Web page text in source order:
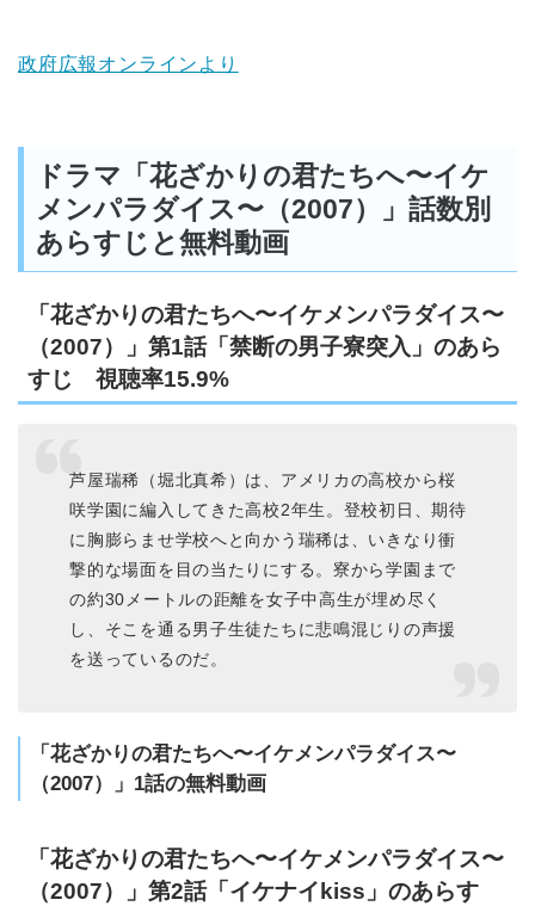
政府広報オンラインより
ドラマ「花ざかりの君たちへ〜イケ
メンパラダイス〜（2007）」話数別
あらすじと無料動画
「花ざかりの君たちへ〜イケメンパラダイス〜
（2007）」第1話「禁断の男子寮突入」のあら
すじ 視聴率15.9%
芦屋瑞稀（堀北真希）は、アメリカの高校から桜
咲学園に編入してきた高校2年生。登校初日、期待
に胸膨らませ学校へと向かう瑞稀は、いきなり衝
撃的な場面を目の当たりにする。寮から学園まで
の約30メートルの距離を女子中高生が埋め尽く
し、そこを通る男子生徒たちに悲鳴混じりの声援
を送っているのだ。
「花ざかりの君たちへ〜イケメンパラダイス〜
（2007）」1話の無料動画
「花ざかりの君たちへ〜イケメンパラダイス〜
（2007）」第2話「イケナイkiss」のあらす